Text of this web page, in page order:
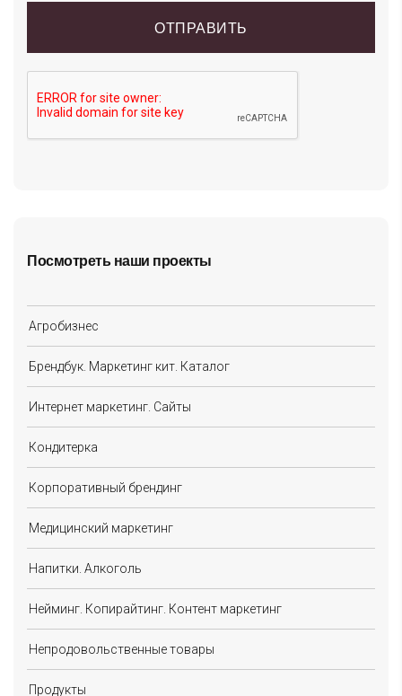
Посмотреть наши проекты
Агробизнес
Брендбук. Маркетинг кит. Каталог
Интернет маркетинг. Сайты
Кондитерка
Корпоративный брендинг
Медицинский маркетинг
Напитки. Алкоголь
Нейминг. Копирайтинг. Контент маркетинг
Непродовольственные товары
Продукты